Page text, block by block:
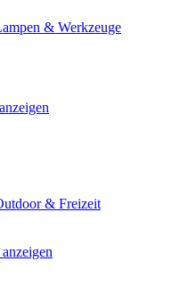
& Werkzeuge
& Freizeit